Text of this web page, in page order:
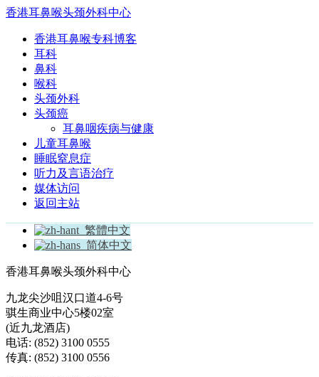
香港耳鼻喉头颈外科中心
香港耳鼻喉专科博客
耳科
鼻科
喉科
头颈外科
头颈癌
耳鼻咽疾病与健康
儿童耳鼻喉
睡眠窒息症
听力及言语治疗
媒体访问
返回主站
繁體中文
简体中文
香港耳鼻喉头颈外科中心
九龙尖沙咀汉口道4-6号
骐生商业中心5楼02室
(近九龙酒店)
电话: (852) 3100 0555
传真: (852) 3100 0556